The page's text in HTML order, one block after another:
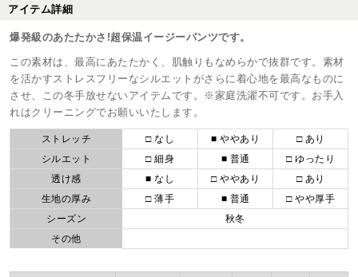
アイテム詳細
爆発級のあたたかさ!超保温イージーパンツです。
この素材は、最高にあたたかく、肌触りもなめらかで抜群です。素材
を活かすストレスフリーなシルエットがさらに着心地を最高なものに
させ、この冬手放せないアイテムです。※家庭洗濯不可です。お手入
れはクリーニングでお願いいたします。
ストレッチ □ なし ■ ややあり
□ あり
シルエット
□ 細身 ■ 普通
□ ゆったり
透け感
■ なし □ ややあり
□ あり
生地の厚み
□ 薄手 ■ 普通
□ やや厚手
シーズン
秋冬
その他